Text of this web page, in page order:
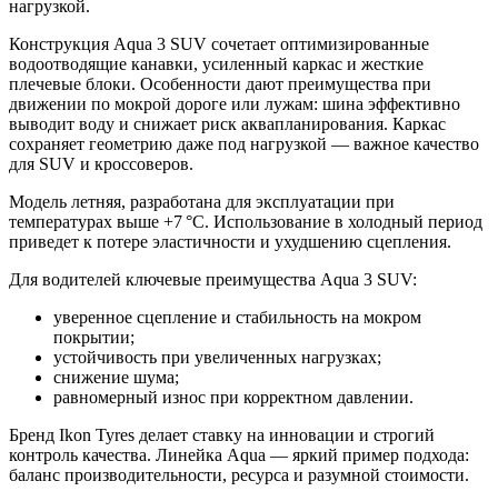
нагрузкой.
Конструкция Aqua 3 SUV сочетает оптимизированные
водоотводящие канавки, усиленный каркас и жесткие
плечевые блоки. Особенности дают преимущества при
движении по мокрой дороге или лужам: шина эффективно
выводит воду и снижает риск аквапланирования. Каркас
сохраняет геометрию даже под нагрузкой — важное качество
для SUV и кроссоверов.
Модель летняя, разработана для эксплуатации при
температурах выше +7 °C. Использование в холодный период
приведет к потере эластичности и ухудшению сцепления.
Для водителей ключевые преимущества Aqua 3 SUV:
уверенное сцепление и стабильность на мокром
покрытии;
устойчивость при увеличенных нагрузках;
снижение шума;
равномерный износ при корректном давлении.
Бренд Ikon Tyres делает ставку на инновации и строгий
контроль качества. Линейка Aqua — яркий пример подхода:
баланс производительности, ресурса и разумной стоимости.